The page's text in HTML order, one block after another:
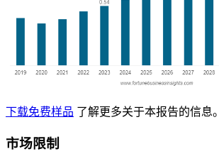
下载免费样品 了解更多关于本报告的信息。
市场限制